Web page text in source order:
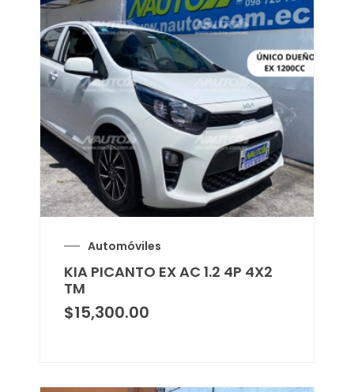
Automóviles
KIA PICANTO EX AC 1.2 4P 4X2
TM
$15,300.00